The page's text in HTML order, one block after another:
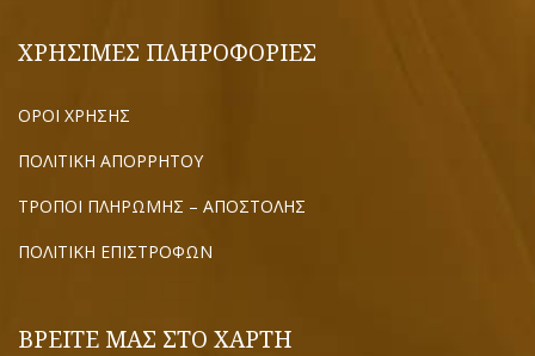
ΧΡΗΣΙΜΕΣ ΠΛΗΡΟΦΟΡΙΕΣ
ΟΡΟΙ ΧΡΗΣΗΣ
ΠΟΛΙΤΙΚΗ ΑΠΟΡΡΗΤΟΥ
ΤΡΟΠΟΙ ΠΛΗΡΩΜΗΣ – ΑΠΟΣΤΟΛΗΣ
ΠΟΛΙΤΙΚΗ ΕΠΙΣΤΡΟΦΩΝ
ΒΡΕΙΤΕ ΜΑΣ ΣΤΟ ΧΑΡΤΗ